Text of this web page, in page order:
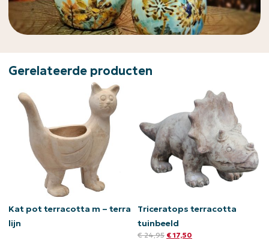
Gerelateerde producten
Kat pot terracotta m – terra
lijn
Triceratops terracotta
tuinbeeld
€24,95 €17,50